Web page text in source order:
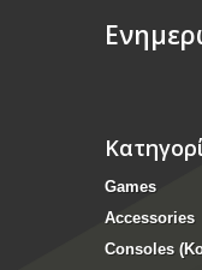
Games
Accessories
Consoles